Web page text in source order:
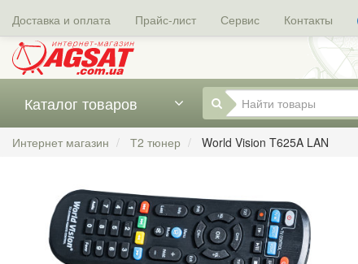
Доставка и оплата Прайс-лист Сервис Контакты
Каталог товаров
Интернет магазин Т2 тюнер World Vision T625A LAN